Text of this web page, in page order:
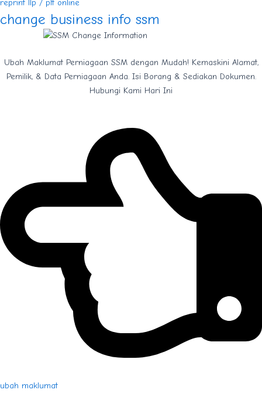
reprint llp / plt online
change business info ssm
Ubah Maklumat Perniagaan SSM dengan Mudah! Kemaskini Alamat,
Pemilik, & Data Perniagaan Anda. Isi Borang & Sediakan Dokumen.
Hubungi Kami Hari Ini
ubah maklumat